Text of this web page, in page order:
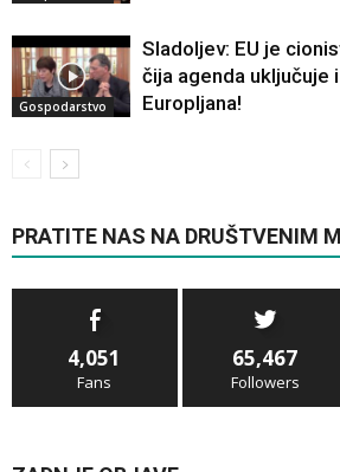
Gospodarstvo
Sladoljev: EU je
čija agenda uključuje
Europljana!
PRATITE NAS NA DRUŠTVENIM
4,051
Fans
65,467
Followers